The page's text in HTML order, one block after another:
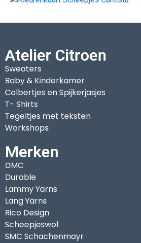
Atelier Citroen
Sweaters
Baby & Kinderkamer
Colbertjes en Spijkerjasjes
T- Shirts
Tegeltjes met teksten
Workshops
Merken
DMC
Durable
Lammy Yarns
Lang Yarns
Rico Design
Scheepjeswol
SMC Schachenmayr